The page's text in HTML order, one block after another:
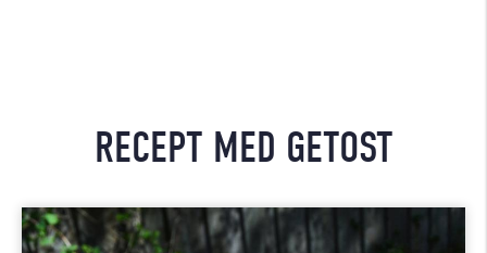
RECEPT MED GETOST